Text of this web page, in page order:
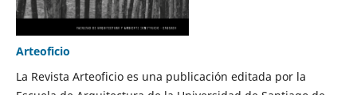
Arteoficio
La Revista Arteoficio es una publicación editada por la